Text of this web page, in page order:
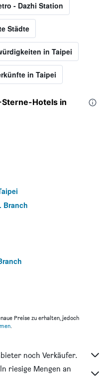
- Dazhi Station
Städte
in Taipei
in Taipei
Hotels in
Branch
Preise zu erhalten, jedoch
.
noch Verkäufer.
riesige Mengen an